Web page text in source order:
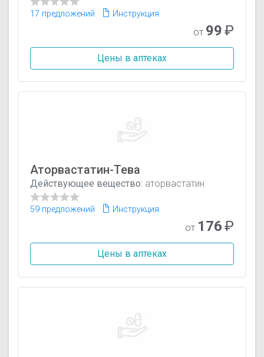
17 предложений Инструкция
от 99₽
Цены в аптеках
Аторвастатин-Тева
Действующее вещество: аторвастатин
59 предложений Инструкция
от 176₽
Цены в аптеках